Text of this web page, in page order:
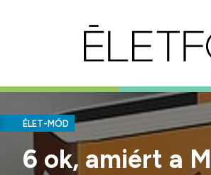
ÉLET-MÓD
6 ok, amiért a